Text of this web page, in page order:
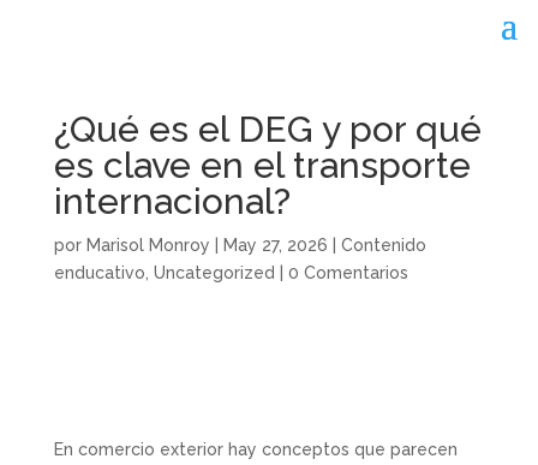
¿Qué es el DEG y por qué
es clave en el transporte
internacional?
por Marisol Monroy May 27, 2026
Contenido
enducativo Uncategorized 0 Comentarios
En comercio exterior hay conceptos que parecen